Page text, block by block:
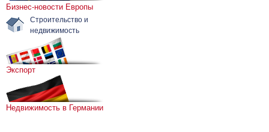
Бизнес-новости Европы
Строительство и
недвижимость
Экспорт
Недвижимость в Германии